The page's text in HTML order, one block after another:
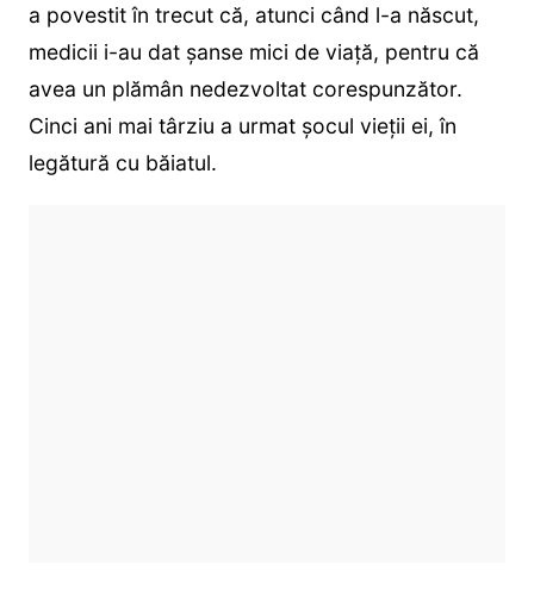
a povestit în trecut că, atunci când l-a născut,
medicii i-au dat șanse mici de viață, pentru că
avea un plămân nedezvoltat corespunzător.
Cinci ani mai târziu a urmat șocul vieții ei, în
legătură cu băiatul.